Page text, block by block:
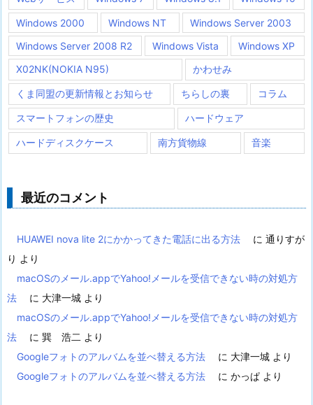
Windows 2000 Windows NT
Windows Server 2003
Windows Server 2008 R2
Windows Vista
Windows XP
X02NK(NOKIA N95)
かわせみ
くま同盟の更新情報とお知らせ ちらしの裏 コラム
スマートフォンの歴史 ハードウェア
ハードディスクケース 南方貨物線 音楽
最近のコメント
HUAWEI nova lite 2にかかってきた電話に出る方法 に 通りすが
り より
macOSのメール.appでYahoo!メールを受信できない時の対処方
法
に 大津一城 より
macOSのメール.appでYahoo!メールを受信できない時の対処方
法
に 巽 浩二 より
Googleフォトのアルバムを並べ替える方法
に 大津一城 より
Googleフォトのアルバムを並べ替える方法
に かっぱ より